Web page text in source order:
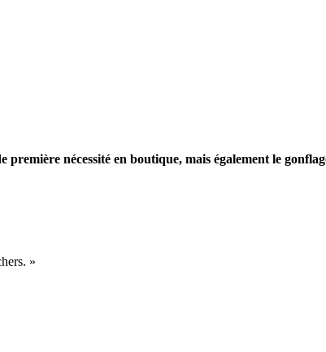
nécessité en boutique, mais également le
»